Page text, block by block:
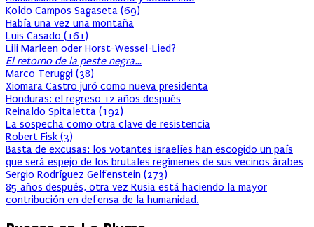
Koldo Campos Sagaseta (69)
Había una vez una montaña
Luis Casado (161)
Lili Marleen oder Horst-Wessel-Lied?
El retorno de la peste negra…
Marco Teruggi (38)
Xiomara Castro juró como nueva presidenta
Honduras: el regreso 12 años después
Reinaldo Spitaletta (192)
La sospecha como otra clave de resistencia
Robert Fisk (3)
Basta de excusas: los votantes israelíes han escogido un país
que será espejo de los brutales regímenes de sus vecinos árabes
Sergio Rodríguez Gelfenstein (273)
85 años después, otra vez Rusia está haciendo la mayor
contribución en defensa de la humanidad.